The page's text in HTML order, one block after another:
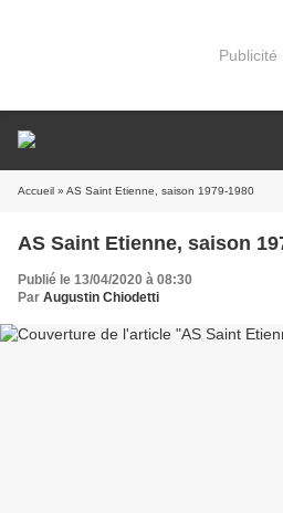
Publicité
Accueil » AS Saint Etienne, saison 1979-1980
AS Saint Etienne, saison
Publié le 13/04/2020 à 08:30
Par Augustin Chiodetti